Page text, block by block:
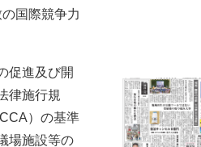
国際競争力
促進及び開
律施行規
）の基準
場施設等の